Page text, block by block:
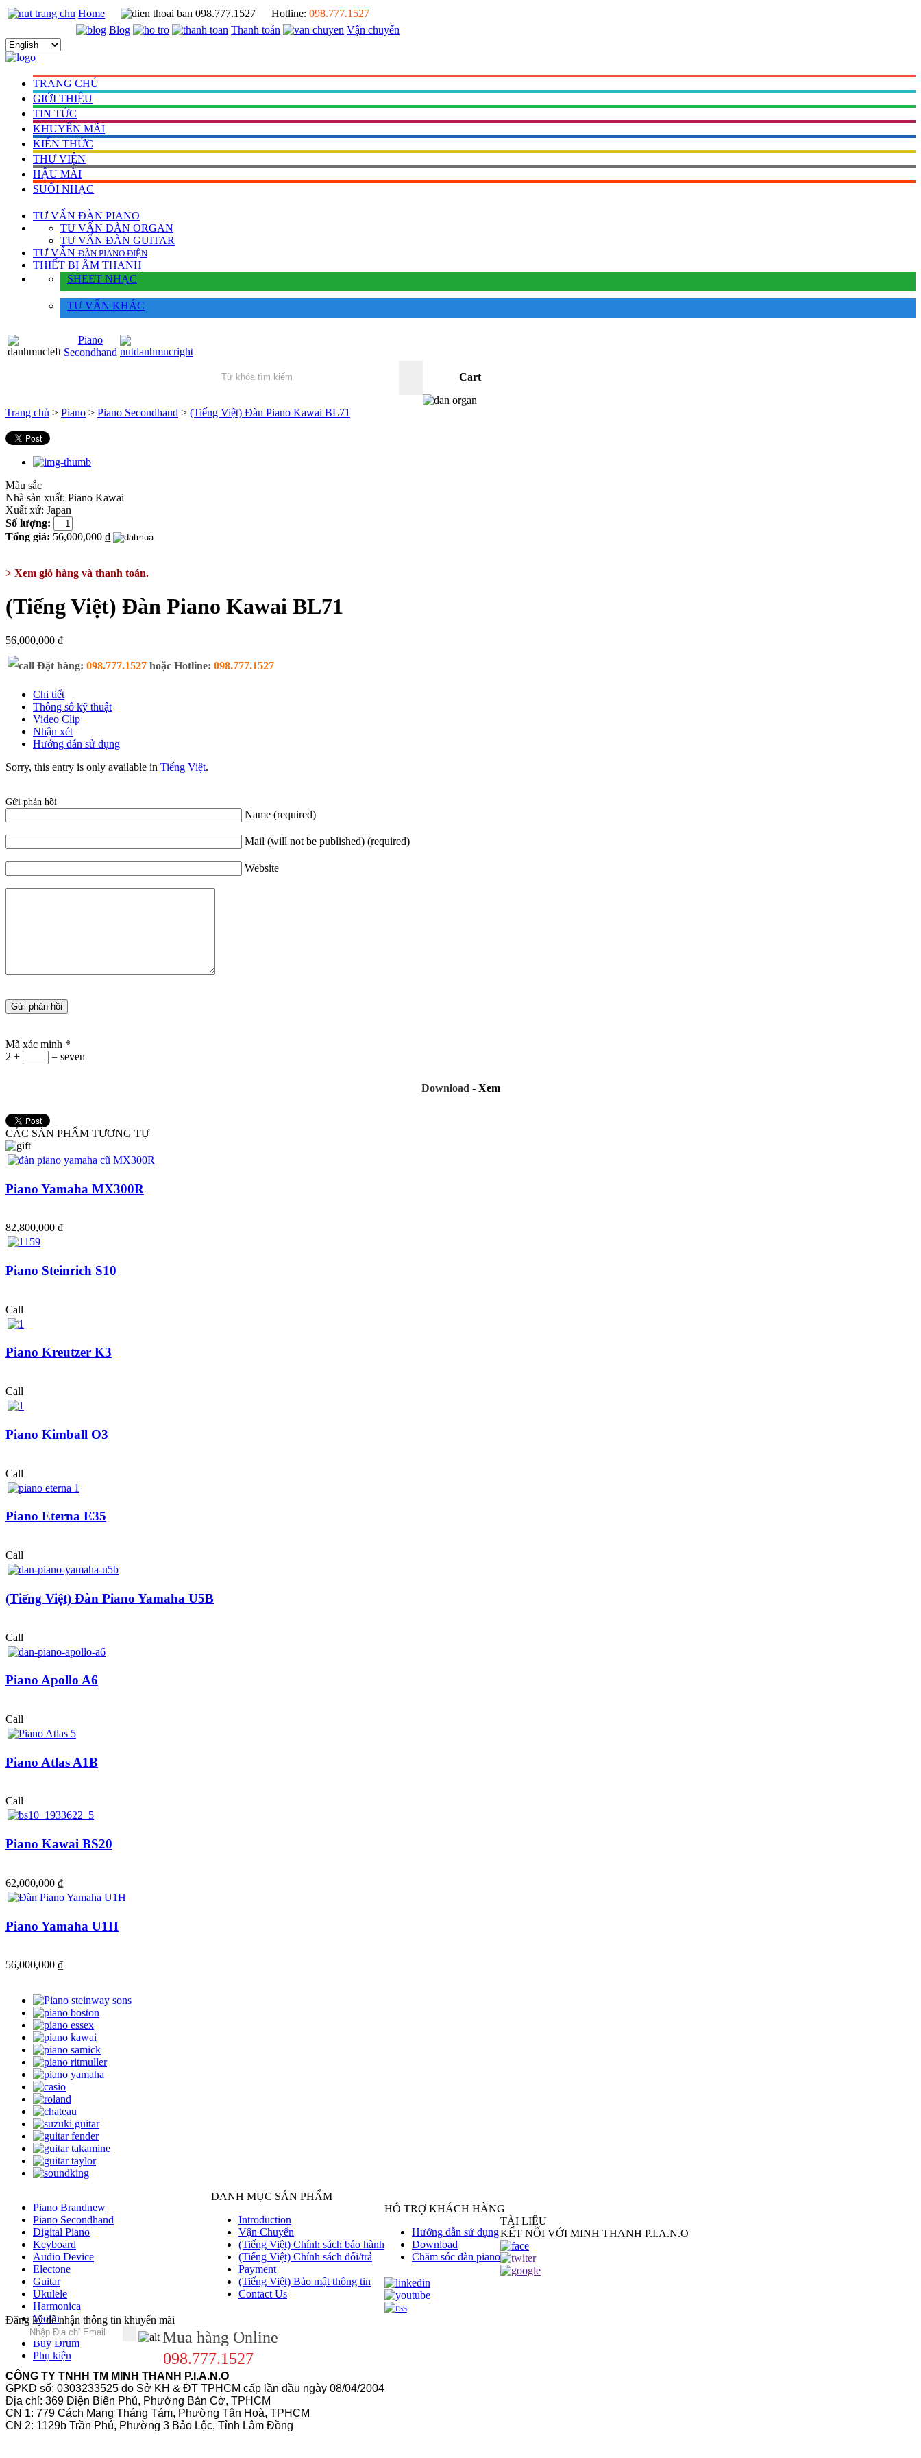
Home 098.777.1527 Hotline: 098.777.1527
Blog
Thanh toán Vận chuyển
TRANG CHỦ
GIỚI THIỆU
TIN TỨC
KHUYẾN MÃI
KIẾN THỨC
THƯ VIỆN
HẬU MÃI
SUỐI NHẠC
TƯ VẤN ĐÀN PIANO
TƯ VẤN ÐÀN ORGAN
TƯ VẤN ÐÀN GUITAR
TƯ VẤN ÐÀN PIANO ÐIỆN
THIẾT BỊ ÂM THANH
SHEET NHẠC
TƯ VẤN KHÁC
Piano
Secondhand
Cart
Trang chủ > Piano > Piano Secondhand > (Tiếng Việt) Đàn Piano Kawai BL71
Màu sắc
Nhà sản xuất: Piano Kawai
Xuất xứ: Japan
Số lượng:
Tổng giá: 56,000,000 ₫
> Xem giỏ hàng và thanh toán.
(Tiếng Việt) Đàn Piano Kawai BL71
56,000,000 ₫
Đặt hàng: 098.777.1527 hoặc Hotline: 098.777.1527
Chi tiết
Thông số kỹ thuật
Video Clip
Nhận xét
Hướng dẫn sử dụng
Sorry, this entry is only available in Tiếng Việt.
Gửi phản hồi
Name (required)
Mail (will not be published) (required)
Website
Mã xác minh *
2 +
= seven
Download - Xem
CÁC SẢN PHẨM TƯƠNG TỰ
Piano Yamaha MX300R
82,800,000 ₫
Piano Steinrich S10
Call
Piano Kreutzer K3
Call
Piano Kimball O3
Call
Piano Eterna E35
Call
(Tiếng Việt) Đàn Piano Yamaha U5B
Call
Piano Apollo A6
Call
Piano Atlas A1B
Call
Piano Kawai BS20
62,000,000 ₫
Piano Yamaha U1H
56,000,000 ₫
DANH MỤC SẢN PHẨM
Piano Brandnew
Piano Secondhand
Digital Piano
Keyboard
Audio Device
Electone
Guitar
Ukulele
Harmonica
Violin
Saxophone
Buy Drum
Phụ kiện
HỖ TRỢ KHÁCH HÀNG
Introduction
Vận Chuyển
(Tiếng Việt) Chính sách bảo hành
(Tiếng Việt) Chính sách đổi/trả
Payment
(Tiếng Việt) Bảo mật thông tin
Contact Us
TÀI LIỆU
Hướng dẫn sử dụng
Download
Chăm sóc đàn piano
KẾT NỐI VỚI MINH THANH P.I.A.N.O
Đăng ký để nhận thông tin khuyến mãi
Mua hàng Online
098.777.1527
CÔNG TY TNHH TM MINH THANH P.I.A.N.O
GPKD số: 0303233525 do Sở KH & ĐT TPHCM cấp lần đầu ngày 08/04/2004
Địa chỉ: 369 Điện Biên Phủ, Phường Bàn Cờ, TPHCM
CN 1: 779 Cách Mạng Tháng Tám, Phường Tân Hoà, TPHCM
CN 2: 1129b Trần Phú, Phường 3 Bảo Lộc, Tỉnh Lâm Đồng